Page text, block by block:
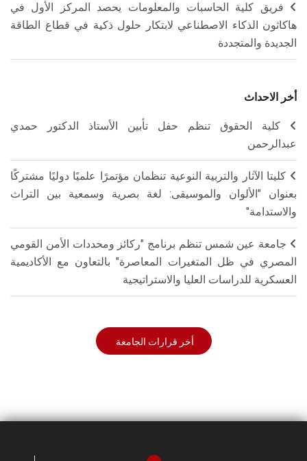
فريق كلية الحاسبات والمعلومات يحصد المركز الأول في
هاكاثون الذكاء الاصطناعي لابتكار حلول ذكية في قطاع الطاقة
الجديدة والمتجددة
أخر الاحداث
كلية الحقوق تنظم حفل تأبين الأستاذ الدكتور حمدي
عبدالرحمن
كليتا الآثار والتربية النوعية تنظمان مؤتمرًا علميًا دوليًا مشتركًا
بعنوان "الألوان والموسيقى: لغة بصرية وسمعية بين التراث
والاستدامة"
جامعة عين شمس تنظم برنامج "ركائز ومحددات الأمن القومي
المصري في ظل المتغيرات المعاصرة" بالتعاون مع الأكاديمية
العسكرية للدراسات العليا والاستراتيجية
أخر قرارات الجامعة